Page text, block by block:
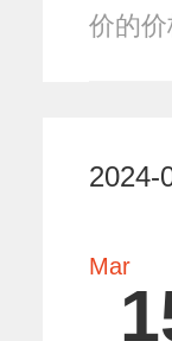
价的
2024-
Mar